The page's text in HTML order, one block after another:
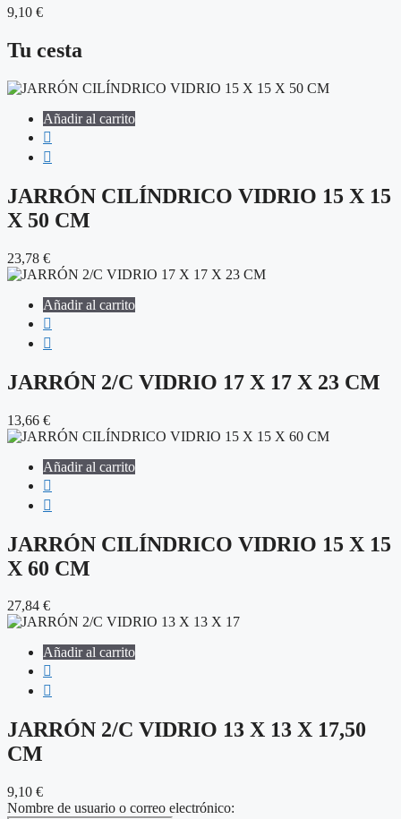
9,10 €
Tu cesta
Añadir al carrito
JARRÓN CILÍNDRICO VIDRIO 15 X 15
X 50 CM
23,78 €
Añadir al carrito
JARRÓN 2/C VIDRIO 17 X 17 X 23 CM
13,66 €
Añadir al carrito
JARRÓN CILÍNDRICO VIDRIO 15 X 15
X 60 CM
27,84 €
Añadir al carrito
JARRÓN 2/C VIDRIO 13 X 13 X 17,50
CM
9,10 €
Nombre de usuario o correo electrónico: